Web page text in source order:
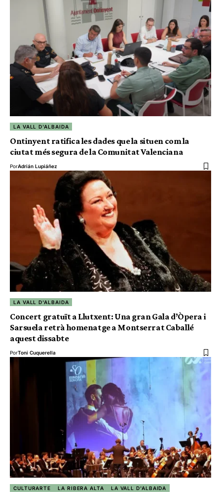
LA VALL D'ALBAIDA
Ontinyent ratifica les dades que la situen com la
ciutat més segura de la Comunitat Valenciana
PorAdrián Lupiáñez
LA VALL D'ALBAIDA
Concert gratuït a Llutxent: Una gran Gala d’Òpera i
Sarsuela retrà homenatge a Montserrat Caballé
aquest dissabte
PorToni Cuquerella
CULTURARTE LA RIBERA ALTA LA VALL D'ALBAIDA